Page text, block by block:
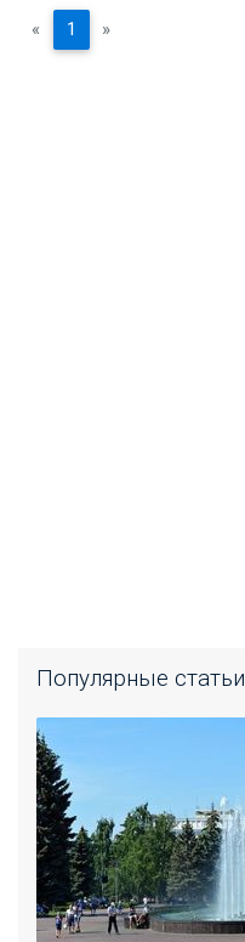
« 1 »
Популярные статьи